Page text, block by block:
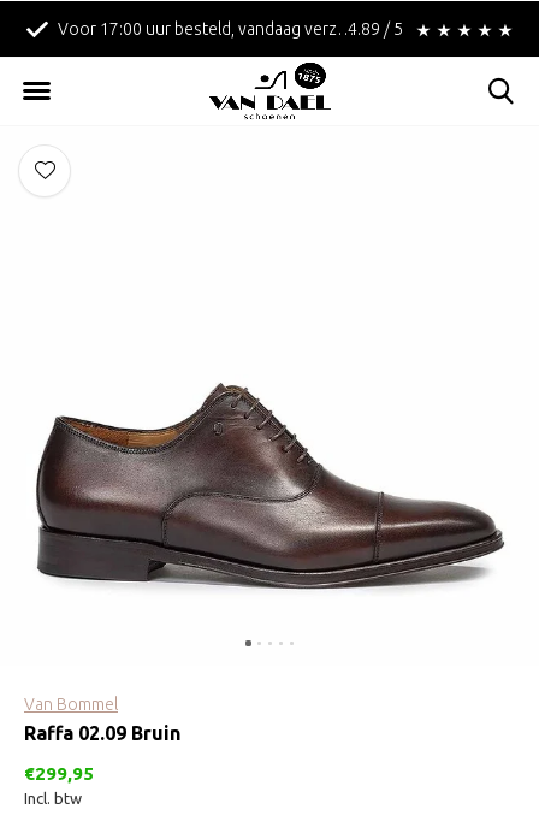
Voor 17:00 uur besteld, vandaag verzonden! Betaal achteraf met
4.89 / 5
Van Bommel
Raffa 02.09 Bruin
€299,95
Incl. btw